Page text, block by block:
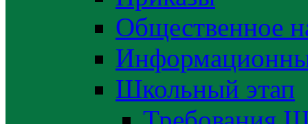
Общественное
Школьный этап